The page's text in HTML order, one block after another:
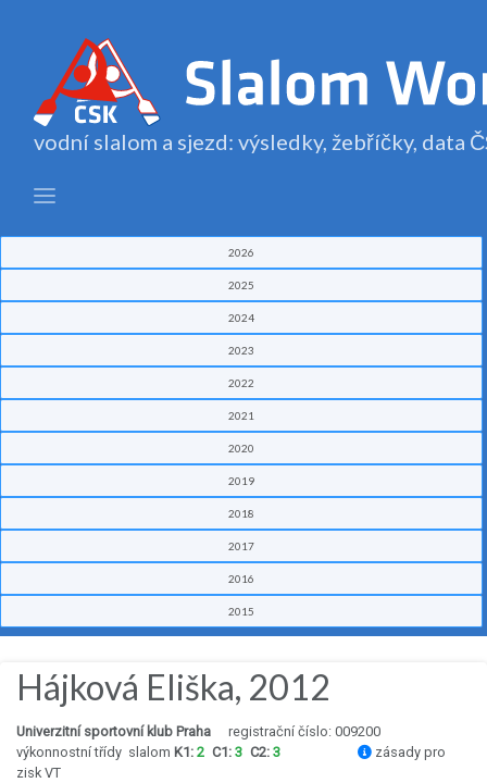
vodní slalom a sjezd: výsledky, žebříčky, data
2026
2025
2024
2023
2022
2021
2020
2019
2018
2017
2016
2015
Hájková Eliška, 2012
Univerzitní sportovní klub Praha
registrační číslo: 009200
výkonnostní třídy slalom K1: 2 C1: 3 C2: 3
zásady pro
zisk VT